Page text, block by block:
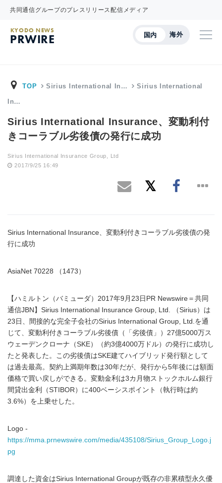
共同通信グループのプレスリリース配信メディア
国内 海外
KYODO NEWS
PRWIRE
TOP Sirius International In… Sirius International
In…
Sirius International Insurance、変動利付
きコーラブル劣後債の発行に成功
Sirius International Insurance Group, Ltd
2017/9/25 16:49
Sirius International Insurance、変動利付きコーラブル劣後債の発
行に成功
AsiaNet 70228 （1473）
【ハミルトン（バミューダ）2017年9月23日PR Newswire＝共同
通信JBN】Sirius International Insurance Group, Ltd. （Sirius）は
23日、間接的な完全子会社のSirius International Group, Ltd.を通
じて、変動利付きコーラブル劣後債（「劣後債」）27億5000万ス
ウェーデンクローナ（SKE）（約3億4000万ドル）の発行に成功し
たと発表した。この劣後債はSKE建てハイブリッド発行額として
は過去最高。契約上満期年数は30年だが、発行から5年後には額面
価格で買い戻しができる。変動金利は3カ月物ストックホルム銀行
間貸出金利（STIBOR）に400ベーシスポイント（執行時は約
3.6%）を上乗せした。
Logo -
https://mma.prnewswire.com/media/435108/Sirius_Group_Logo.j
pg
調達した資金はSirius International Groupが既存の非累積型永久優